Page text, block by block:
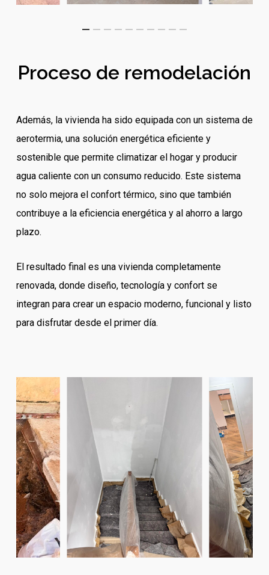
Proceso de remodelación
Además, la vivienda ha sido equipada con un sistema de
aerotermia, una solución energética eficiente y
sostenible que permite climatizar el hogar y producir
agua caliente con un consumo reducido. Este sistema
no solo mejora el confort térmico, sino que también
contribuye a la eficiencia energética y al ahorro a largo
plazo.
El resultado final es una vivienda completamente
renovada, donde diseño, tecnología y confort se
integran para crear un espacio moderno, funcional y listo
para disfrutar desde el primer día.